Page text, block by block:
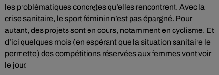
les problématiques concre̬tes qu’elles rencontrent. Avec la
crise sanitaire, le sport féminin n’est pas épargné. Pour
autant, des projets sont en cours, notamment en cyclisme. Et
d’ici quelques mois (en espérant que la situation sanitaire le
permette) des compétitions réservées aux femmes vont voir
le jour.